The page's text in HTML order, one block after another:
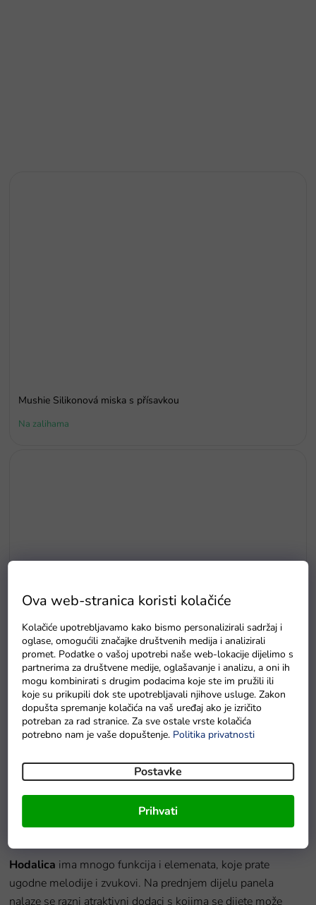
Ova web-stranica koristi kolačiće
Kolačiće upotrebljavamo kako bismo personalizirali sadržaj i
oglase, omogućili značajke društvenih medija i analizirali
promet. Podatke o vašoj upotrebi naše web-lokacije dijelimo s
partnerima za društvene medije, oglašavanje i analizu, a oni ih
mogu kombinirati s drugim podacima koje ste im pružili ili
koje su prikupili dok ste upotrebljavali njihove usluge. Zakon
dopušta spremanje kolačića na vaš uređaj ako je izričito
potreban za rad stranice. Za sve ostale vrste kolačića
potrebno nam je vaše dopuštenje. Politika privatnosti
Postavke
Prihvati
Mushie Silikonová miska s přísavkou
Na zalihama
Sklopiva dječja kadica s madracem i termometrom, siva
Na zalihi - dostava do 6 dana.
Detaljan opis proizvoda
nteraktivna dječja hodalica hrochće oduševiti vaše dijete.
glazbena igračkakoja izvanredno podržava
dijete dok uči napraviti prve samostalne korake.
Hodalica ima mnogo funkcija i elemenata, koje prate
ugodne melodije i zvukovi. Na prednjem dijelu panela
nalaze se razni atraktivni dodaci s kojima se dijete može